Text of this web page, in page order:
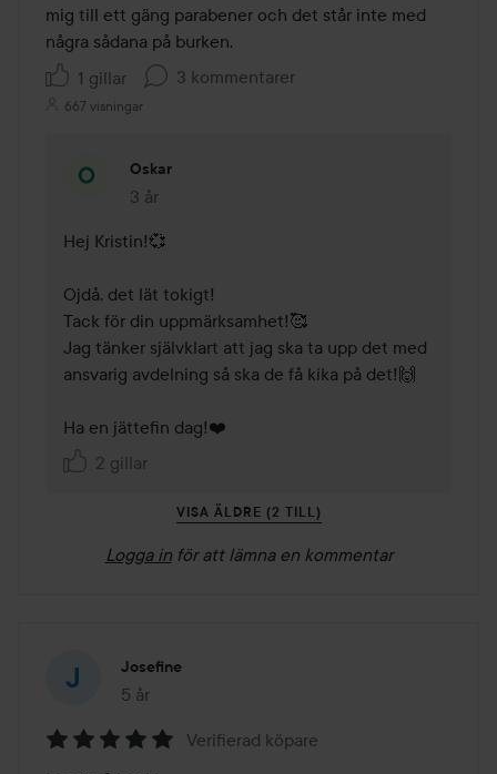
mig till ett gäng parabener och det står inte med
några sådana på burken.
1 gillar
3 kommentarer
667 visningar
Oskar
3 år
Kommentaren lades 3 år
Hej Kristin!💞
Ojdå, det lät tokigt!
Tack för din uppmärksamhet!🥰
Jag tänker självklart att jag ska ta upp det med
ansvarig avdelning så ska de få kika på det!🙌
Ha en jättefin dag!❤️
2 gillar
VISA ÄLDRE (2 TILL)
Logga in för att lämna en kommentar
Josefine
5 år
Inlägget skapades 5 år
Verifierad köpare